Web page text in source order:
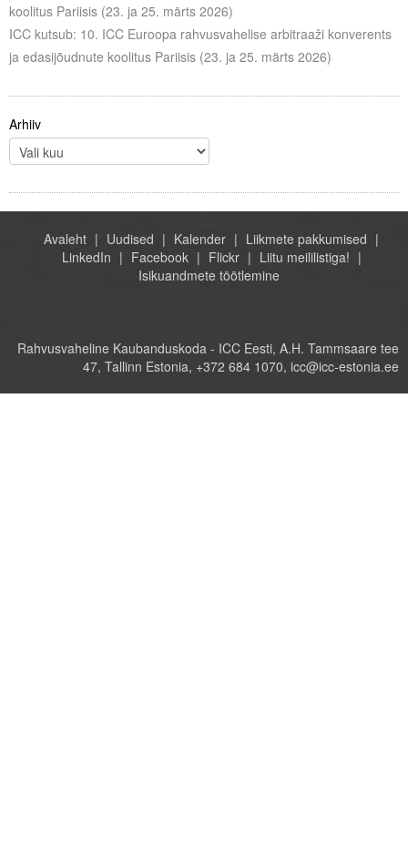
koolitus Pariisis (23. ja 25. märts 2026)
ICC kutsub: 10. ICC Euroopa rahvusvahelise arbitraaži konverents
ja edasijõudnute koolitus Pariisis (23. ja 25. märts 2026)
Arhiiv
Avaleht Uudised Kalender
Liikmete pakkumised
LinkedIn
Facebook Flickr
Liitu meililistiga!
Isikuandmete töötlemine
Rahvusvaheline Kaubanduskoda - ICC Eesti, A.H. Tammsaare tee
47, Tallinn Estonia, +372 684 1070, icc@icc-estonia.ee